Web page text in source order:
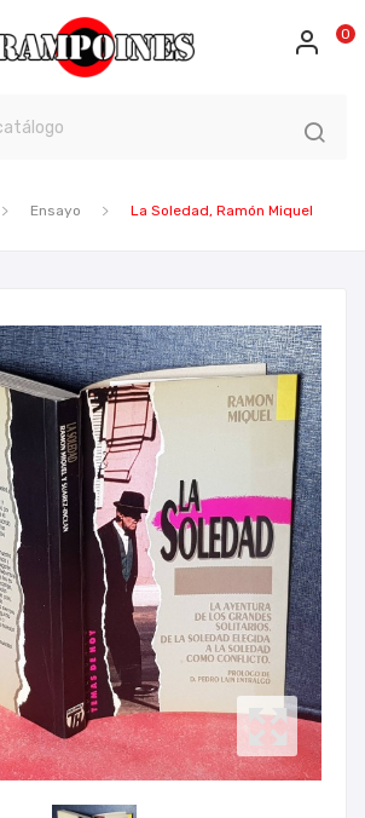
0
Ensayo La Soledad, Ramón Miquel